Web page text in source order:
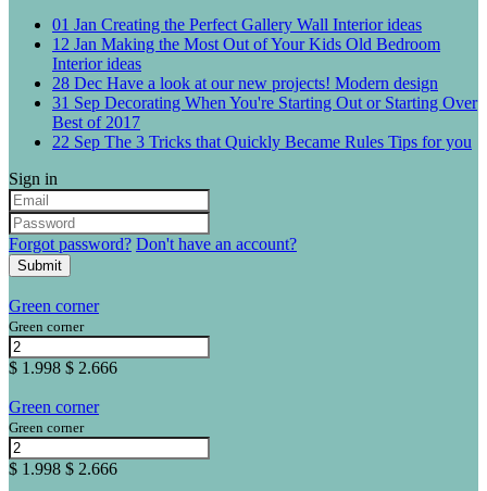
01 Jan Creating the Perfect Gallery Wall Interior ideas
12 Jan Making the Most Out of Your Kids Old Bedroom
Interior ideas
28 Dec Have a look at our new projects! Modern design
31 Sep Decorating When You're Starting Out or Starting Over
Best of 2017
22 Sep The 3 Tricks that Quickly Became Rules Tips for you
Sign in
Forgot password? Don't have an account?
Submit
Green corner
Green corner
$ 1.998 $ 2.666
Green corner
Green corner
$ 1.998 $ 2.666